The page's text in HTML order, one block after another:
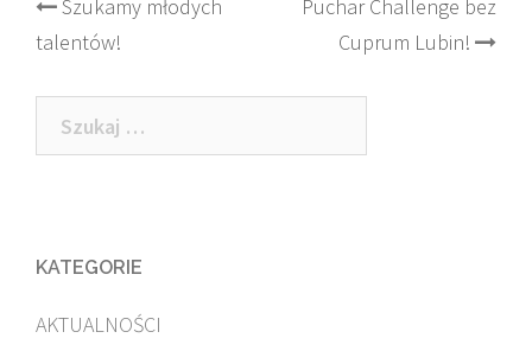
Post
navigation
Szukamy młodych
talentów!
Puchar Challenge bez
Cuprum Lubin!
Szukaj:
KATEGORIE
AKTUALNOŚCI